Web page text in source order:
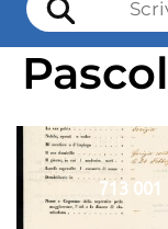
713 001